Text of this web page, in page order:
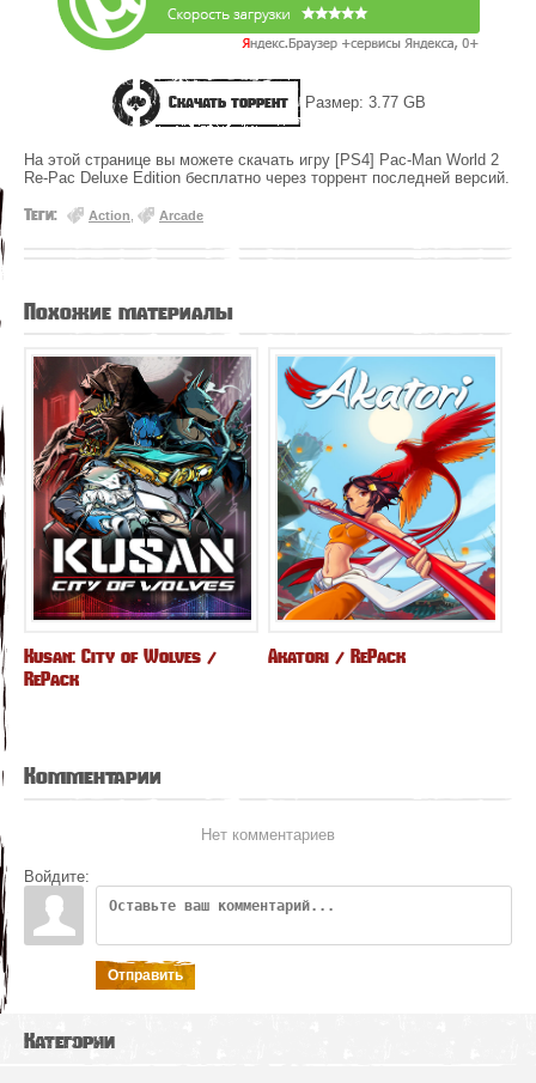
Скачать торрент Размер: 3.77 GB
На этой странице вы можете скачать игру [PS4] Pac-Man World 2
Re-Pac Deluxe Edition бесплатно через торрент последней версий.
Теги: Action Arcade
Похожие материалы
Kusan: City of Wolves /
RePack
Akatori / RePack
Комментарии
Нет комментариев
Войдите:
Отправить
Категории